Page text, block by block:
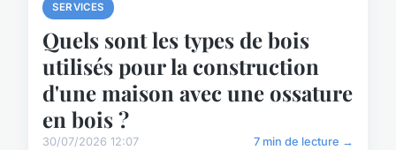
SERVICES
Quels sont les types de bois
utilisés pour la construction
d'une maison avec une ossature
en bois ?
30/07/2026 12:07 7 min de lecture →